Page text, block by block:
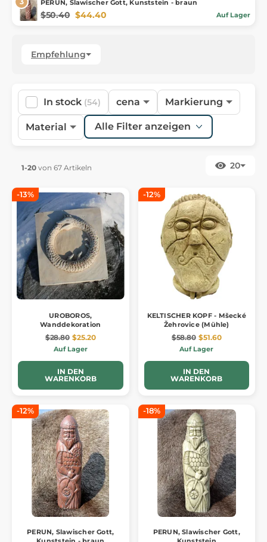
PERUN, Slawischer Gott, Kunststein - braun
$50.40 $44.40 Auf Lager
Empfehlung
In stock (54) cena Markierung
Material Alle Filter anzeigen
1-20 von 67 Artikeln 20
-13%
UROBOROS,
Wanddekoration
$28.80 $25.20
Auf Lager
IN DEN
WARENKORB
-12%
KELTISCHER KOPF - Mšecké
Žehrovice (Mühle)
$58.80 $51.60
Auf Lager
IN DEN
WARENKORB
-12%
PERUN, Slawischer Gott,
-18%
PERUN, Slawischer Gott,